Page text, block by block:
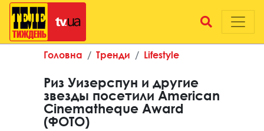
Головна Тренди Lifestyle
Риз Уизерспун и другие
звезды посетили American
Cinematheque Award
(ФОТО)